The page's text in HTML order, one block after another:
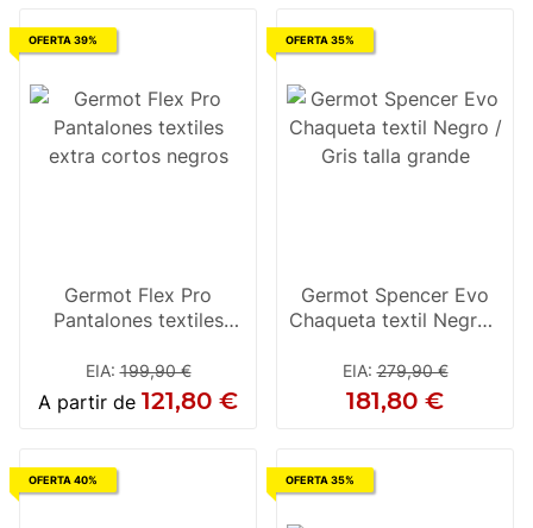
OFERTA 39%
Germot Flex Pro
Pantalones textiles
EIA:199,90 €
A partir de 121,80 €
OFERTA 35%
Germot Spencer Evo
Chaqueta textil Negro /
EIA:279,90 €
181,80 €
OFERTA 40% OFERTA 35%